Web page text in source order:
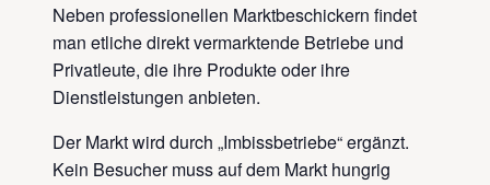
Neben professionellen Marktbeschickern findet
man etliche direkt vermarktende Betriebe und
Privatleute, die ihre Produkte oder ihre
Dienstleistungen anbieten.
Der Markt wird durch „Imbissbetriebe“ ergänzt.
Kein Besucher muss auf dem Markt hungrig